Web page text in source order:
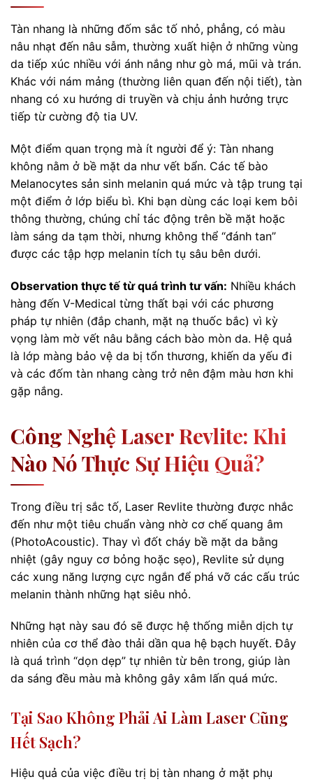
Tàn nhang là những đốm sắc tố nhỏ, phẳng, có màu
nâu nhạt đến nâu sẫm, thường xuất hiện ở những vùng
da tiếp xúc nhiều với ánh nắng như gò má, mũi và trán.
Khác với nám mảng (thường liên quan đến nội tiết), tàn
nhang có xu hướng di truyền và chịu ảnh hưởng trực
tiếp từ cường độ tia UV.
Một điểm quan trọng mà ít người để ý: Tàn nhang
không nằm ở bề mặt da như vết bẩn. Các tế bào
Melanocytes sản sinh melanin quá mức và tập trung tại
một điểm ở lớp biểu bì. Khi bạn dùng các loại kem bôi
thông thường, chúng chỉ tác động trên bề mặt hoặc
làm sáng da tạm thời, nhưng không thể “đánh tan”
được các tập hợp melanin tích tụ sâu bên dưới.
Observation thực tế từ quá trình tư vấn: Nhiều khách
hàng đến V-Medical từng thất bại với các phương
pháp tự nhiên (đắp chanh, mặt nạ thuốc bắc) vì kỳ
vọng làm mờ vết nâu bằng cách bào mòn da. Hệ quả
là lớp màng bảo vệ da bị tổn thương, khiến da yếu đi
và các đốm tàn nhang càng trở nên đậm màu hơn khi
gặp nắng.
Công Nghệ Laser Revlite: Khi
Nào Nó Thực Sự Hiệu Quả?
Trong điều trị sắc tố, Laser Revlite thường được nhắc
đến như một tiêu chuẩn vàng nhờ cơ chế quang âm
(PhotoAcoustic). Thay vì đốt cháy bề mặt da bằng
nhiệt (gây nguy cơ bỏng hoặc sẹo), Revlite sử dụng
các xung năng lượng cực ngắn để phá vỡ các cấu trúc
melanin thành những hạt siêu nhỏ.
Những hạt này sau đó sẽ được hệ thống miễn dịch tự
nhiên của cơ thể đào thải dần qua hệ bạch huyết. Đây
là quá trình “dọn dẹp” tự nhiên từ bên trong, giúp làn
da sáng đều màu mà không gây xâm lấn quá mức.
Tại Sao Không Phải Ai Làm Laser Cũng
Hết Sạch?
Hiệu quả của việc điều trị bị tàn nhang ở mặt phụ